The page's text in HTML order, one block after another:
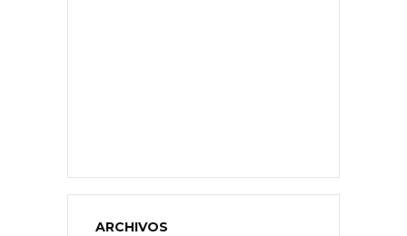
ARCHIVOS